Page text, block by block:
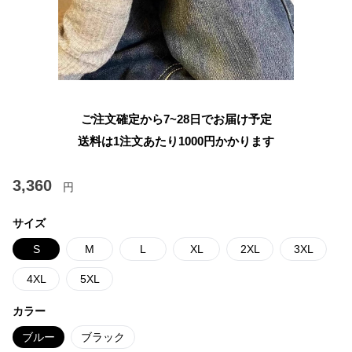
ご注文確定から7~28日でお届け予定
送料は1注文あたり 1000円かかります
3,360 円
サイズ
S M L XL 2XL 3XL
4XL 5XL
カラー
ブルー ブラック